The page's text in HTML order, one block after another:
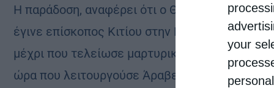
your
Η παράδοση, αναφέρει ότι ο Θεράπων έζησε
έγινε επίσκοπος Κιτίου στην Κύπρο. Εκεί,
μέχρι που τελείωσε μαρτυρικά η ζωή του,
ώρα που λειτουργούσε Άραβες πειρατές.